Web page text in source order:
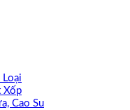
Xốp
Cao Su